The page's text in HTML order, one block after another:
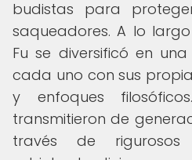
budistas para
saqueadores. A lo
Fu se diversificó en
cada uno con sus
y enfoques
transmitieron de
través de rigurosos